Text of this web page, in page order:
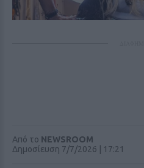
Από το NEWSROOM
Δημοσίευση 7/7/2026 | 17:21